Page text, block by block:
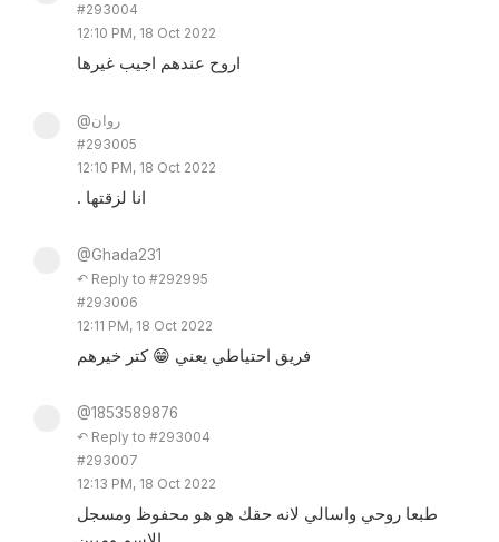
#293004
12:10 PM, 18 Oct 2022
اروح عندهم اجيب غيرها
@روان
#293005
12:10 PM, 18 Oct 2022
. انا لزقتها
@Ghada231
↶ Reply to #292995
#293006
12:11 PM, 18 Oct 2022
فريق احتياطي يعني 😁 كتر خيرهم
@1853589876
↶ Reply to #293004
#293007
12:13 PM, 18 Oct 2022
طبعا روحي واسالي لانه حقك هو هو محفوظ ومسجل